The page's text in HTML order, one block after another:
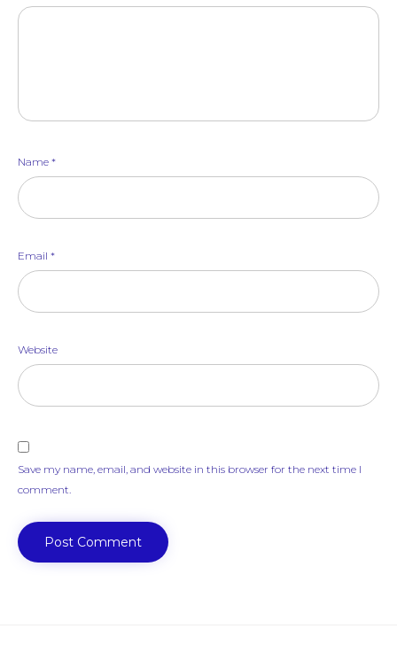
Name *
Email *
Website
Save my name, email, and website in this browser for the next time I
comment.